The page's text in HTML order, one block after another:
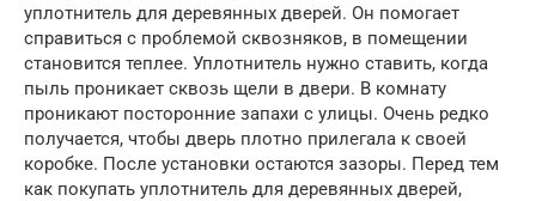
уплотнитель для деревянных дверей. Он помогает
справиться с проблемой сквозняков, в помещении
становится теплее. Уплотнитель нужно ставить, когда
пыль проникает сквозь щели в двери. В комнату
проникают посторонние запахи с улицы. Очень редко
получается, чтобы дверь плотно прилегала к своей
коробке. После установки остаются зазоры. Перед тем
как покупать уплотнитель для деревянных дверей,